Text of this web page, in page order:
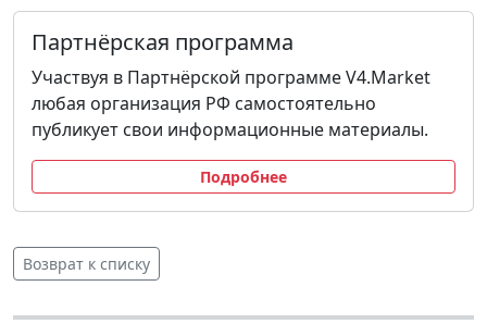
Партнёрская программа
Участвуя в Партнёрской программе V4.Market
любая организация РФ самостоятельно
публикует свои информационные материалы.
Подробнее
Возврат к списку